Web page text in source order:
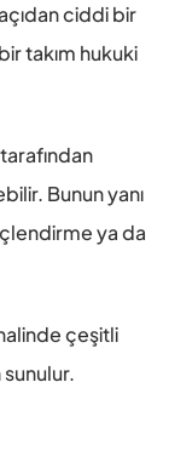
ciddi bir
takım hukuki
Bunun yanı
ya da
halinde çeşitli